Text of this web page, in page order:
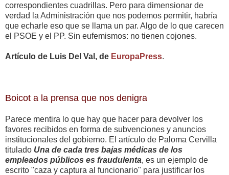
correspondientes cuadrillas. Pero para dimensionar de
verdad la Administración que nos podemos permitir, habría
que echarle eso que se llama un par. Algo de lo que carecen
el PSOE y el PP. Sin eufemismos: no tienen cojones.
Artículo de Luis Del Val, de EuropaPress.
Boicot a la prensa que nos denigra
Parece mentira lo que hay que hacer para devolver los
favores recibidos en forma de subvenciones y anuncios
institucionales del gobierno. El artículo de Paloma Cervilla
titulado Una de cada tres bajas médicas de los
empleados públicos es fraudulenta, es un ejemplo de
escrito "caza y captura al funcionario" para justificar los